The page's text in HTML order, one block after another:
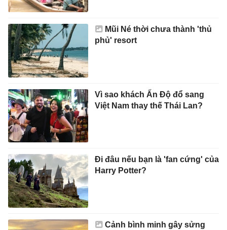
Mũi Né thời chưa thành 'thủ
phủ' resort
Vì sao khách Ấn Độ đổ sang
Việt Nam thay thế Thái Lan?
Đi đâu nếu bạn là 'fan cứng' của
Harry Potter?
Cảnh bình minh gây sửng